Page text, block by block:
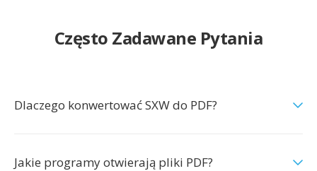
Często Zadawane Pytania
Dlaczego konwertować SXW do PDF?
Jakie programy otwierają pliki PDF?